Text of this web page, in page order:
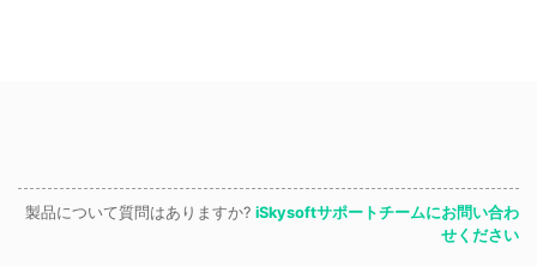
製品について質問はありますか? iSkysoftサポートチームにお問い合わ
せください